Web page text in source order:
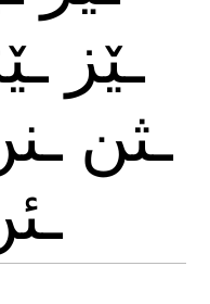
ـێز
ـثن